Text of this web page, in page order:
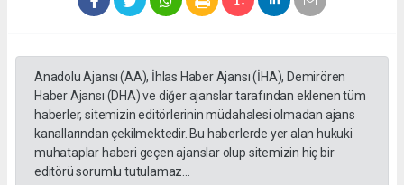
Anadolu Ajansı (AA), İhlas Haber Ajansı (İHA), Demirören
Haber Ajansı (DHA) ve diğer ajanslar tarafından eklenen tüm
haberler, sitemizin editörlerinin müdahalesi olmadan ajans
kanallarından çekilmektedir. Bu haberlerde yer alan hukuki
muhataplar haberi geçen ajanslar olup sitemizin hiç bir
editörü sorumlu tutulamaz...